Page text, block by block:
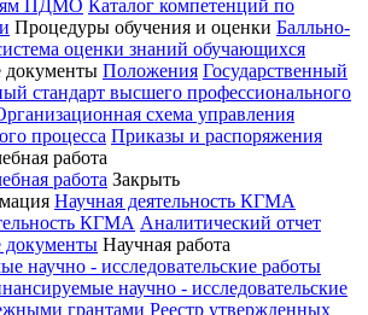
ПДМО Каталог компетенций по
Процедуры обучения и оценки Балльно-
оценки знаний обучающихся
Положения Государственный
стандарт высшего профессионального
схема управления
процесса Приказы и распоряжения
работа
работа Закрыть
Научная деятельность КГМА
КГМА Аналитический отчет
Научная работа
научно - исследовательские работы
научно - исследовательские
грантами Реестр утвержденных